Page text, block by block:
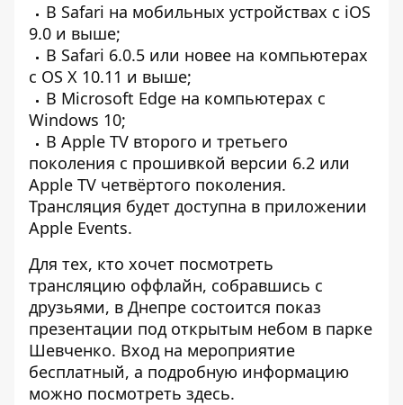
В Safari на мобильных устройствах с iOS
9.0 и выше;
В Safari 6.0.5 или новее на компьютерах
с OS X 10.11 и выше;
В Microsoft Edge на компьютерах с
Windows 10;
В Apple TV второго и третьего
поколения с прошивкой версии 6.2 или
Apple TV четвёртого поколения.
Трансляция будет доступна в приложении
Apple Events.
Для тех, кто хочет посмотреть
трансляцию оффлайн, собравшись с
друзьями, в Днепре состоится показ
презентации под открытым небом в парке
Шевченко. Вход на мероприятие
бесплатный, а подробную информацию
можно посмотреть здесь.